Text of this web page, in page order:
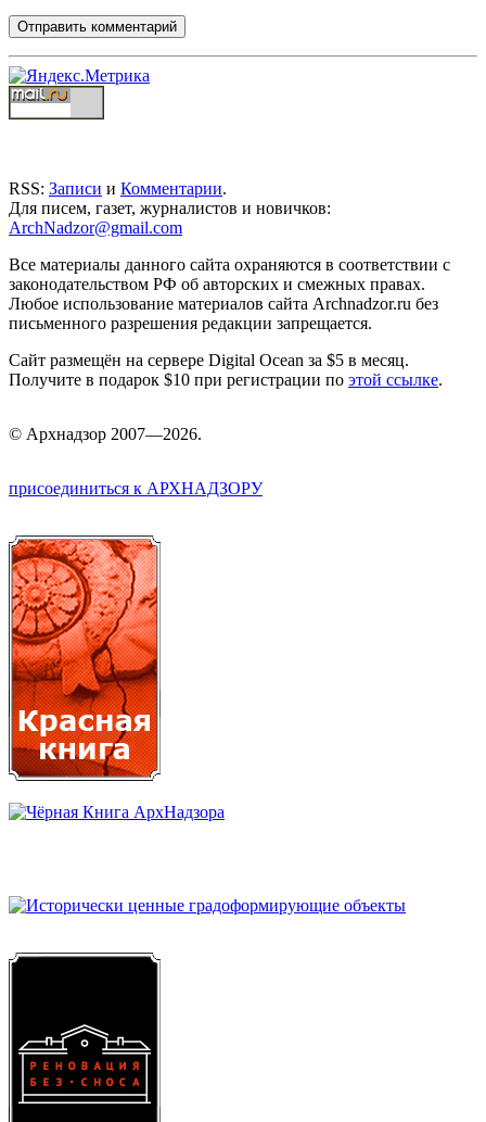
RSS: Записи и Комментарии.
Для писем, газет, журналистов и новичков:
ArchNadzor@gmail.com
Все материалы данного сайта охраняются в соответствии с
законодательством РФ об авторских и смежных правах.
Любое использование материалов сайта Archnadzor.ru без
письменного разрешения редакции запрещается.
Сайт размещён на сервере Digital Ocean за $5 в месяц.
Получите в подарок $10 при регистрации по этой ссылке.
© Архнадзор 2007—2026.
присоединиться к АРХНАДЗОРУ